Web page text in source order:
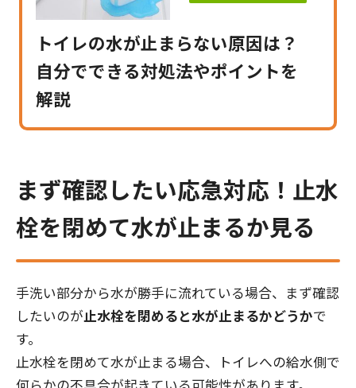
トイレの水が止まらない原因は？
自分でできる対処法やポイントを
解説
まず確認したい応急対応！止水
栓を閉めて水が止まるか見る
手洗い部分から水が勝手に流れている場合、まず確認
したいのが止水栓を閉めると水が止まるかどうかで
す。
止水栓を閉めて水が止まる場合、トイレへの給水側で